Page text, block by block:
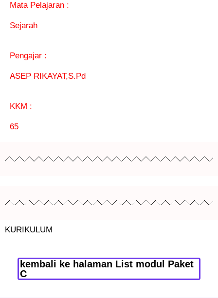
Mata Pelajaran :
Sejarah
Pengajar :
ASEP RIKAYAT,S.Pd
KKM :
65
KURIKULUM
kembali ke halaman List modul Paket
C